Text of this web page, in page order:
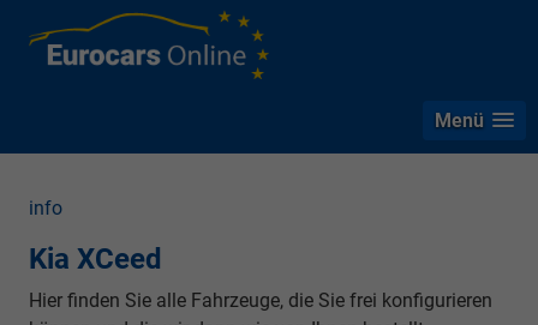
Menü
info
Kia XCeed
Hier finden Sie alle Fahrzeuge, die Sie frei konfigurieren